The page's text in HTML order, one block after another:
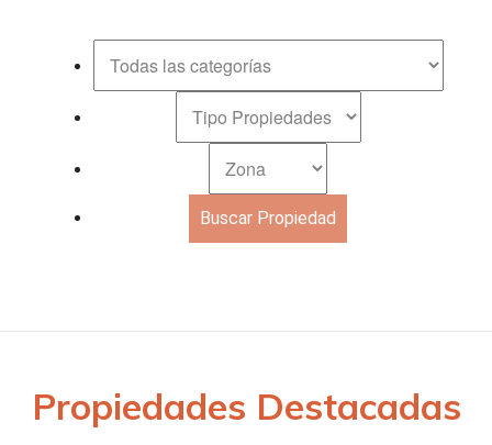
Propiedades Destacadas